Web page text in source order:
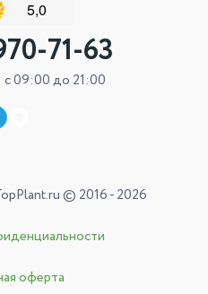
71-63
с 09:00 до 21:00
© 2016 - 2026
оферта